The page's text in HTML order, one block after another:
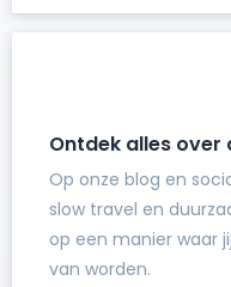
Ontdek alles over
Op onze blog en
slow travel en
op een manier waar
van worden.